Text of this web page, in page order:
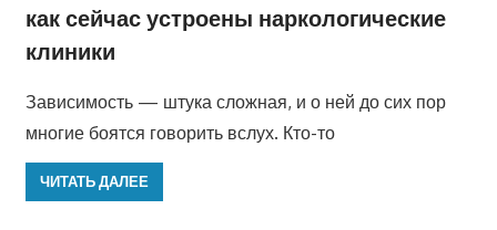
как сейчас устроены наркологические
клиники
Зависимость — штука сложная, и о ней до сих пор
многие боятся говорить вслух. Кто-то
ЧИТАТЬ ДАЛЕЕ